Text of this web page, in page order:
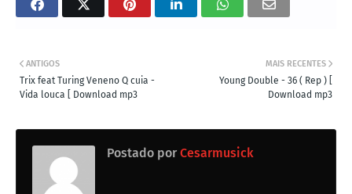
MAIS RECENTES
Young Double - 36 ( Rep ) [
Download mp3
ANTIGOS
Trix feat Turing Veneno Q cuia -
Vida louca [ Download mp3
Postado por Cesarmusick